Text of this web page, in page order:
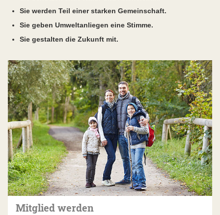
Sie werden Teil einer starken Gemeinschaft.
Sie geben Umweltanliegen eine Stimme.
Sie gestalten die Zukunft mit.
Mitglied werden